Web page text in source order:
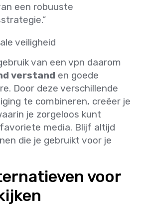
een robuuste
veiligheid
van een vpn daarom
verstand en goede
Door deze verschillende
te combineren, creëer je
je zorgeloos kunt
media. Blijf altijd
die je gebruikt voor je
voor